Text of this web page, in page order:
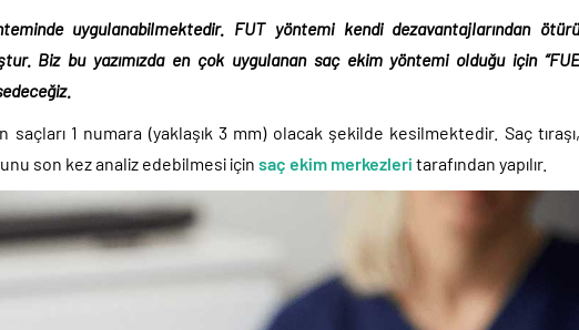
nde uygulanabilmektedir. FUT yöntemi kendi dezavantajlarından ötürü
Biz bu yazımızda en çok uygulanan saç ekim yöntemi olduğu için “FUE
1 numara (yaklaşık 3 mm) olacak şekilde kesilmektedir. Saç tıraşı,
son kez analiz edebilmesi için saç ekim merkezleri tarafından yapılır.